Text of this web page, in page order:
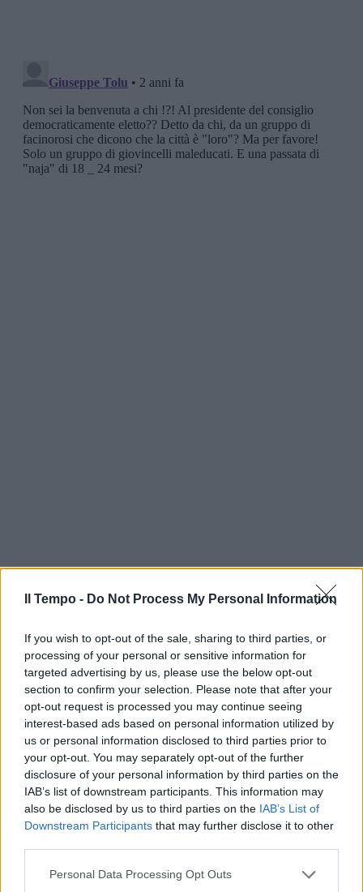
Il Tempo - Do Not Process My Personal Information
If you wish to opt-out of the sale, sharing to third parties, or
processing of your personal or sensitive information for
targeted advertising by us, please use the below opt-out
section to confirm your selection. Please note that after your
opt-out request is processed you may continue seeing
interest-based ads based on personal information utilized by
us or personal information disclosed to third parties prior to
your opt-out. You may separately opt-out of the further
disclosure of your personal information by third parties on the
IAB’s list of downstream participants. This information may
also be disclosed by us to third parties on the IAB’s List of
Downstream Participants that may further disclose it to other
Personal Data Processing Opt Outs
In evidenza